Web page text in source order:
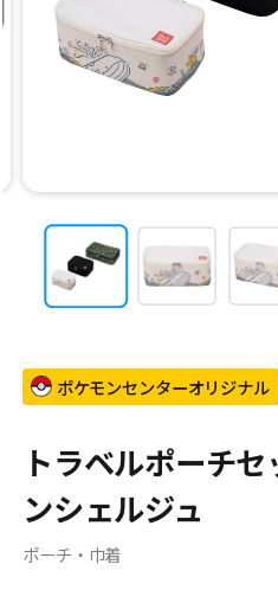
ポケモンセンターオリジナル
トラベルポーチ
ンシェルジュ
ポーチ・巾着